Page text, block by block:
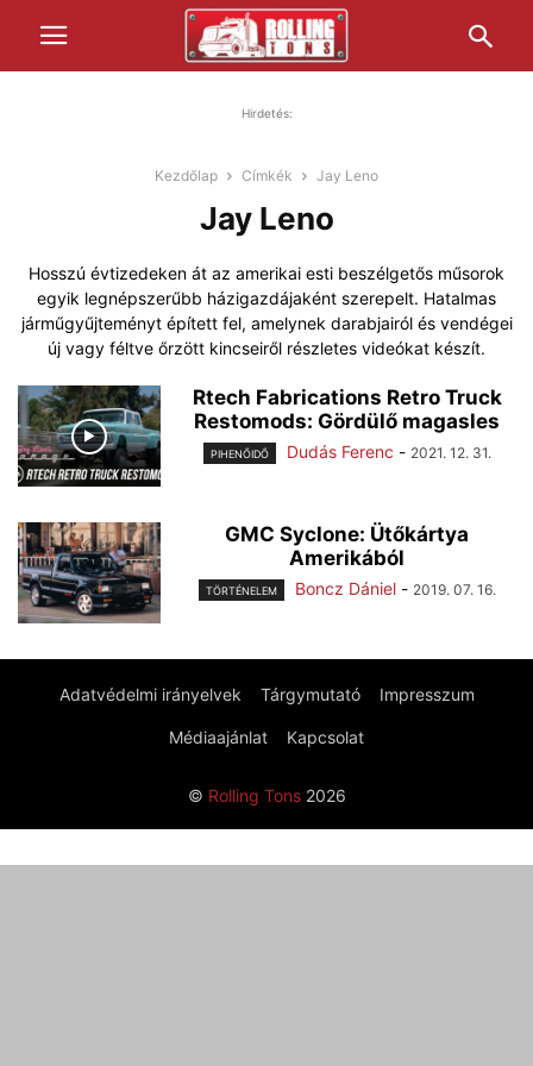
Hirdetés:
Kezdőlap Címkék Jay Leno
Jay Leno
Hosszú évtizedeken át az amerikai esti beszélgetős műsorok
egyik legnépszerűbb házigazdájaként szerepelt. Hatalmas
járműgyűjteményt épített fel, amelynek darabjairól és vendégei
új vagy féltve őrzött kincseiről részletes videókat készít.
Rtech Fabrications Retro Truck
Restomods: Gördülő magasles
PIHENŐIDŐ Dudás Ferenc - 2021. 12. 31.
GMC Syclone: Ütőkártya
Amerikából
TÖRTÉNELEM Boncz Dániel - 2019. 07. 16.
Adatvédelmi irányelvek Tárgymutató Impresszum
Médiaajánlat Kapcsolat
© Rolling Tons2026